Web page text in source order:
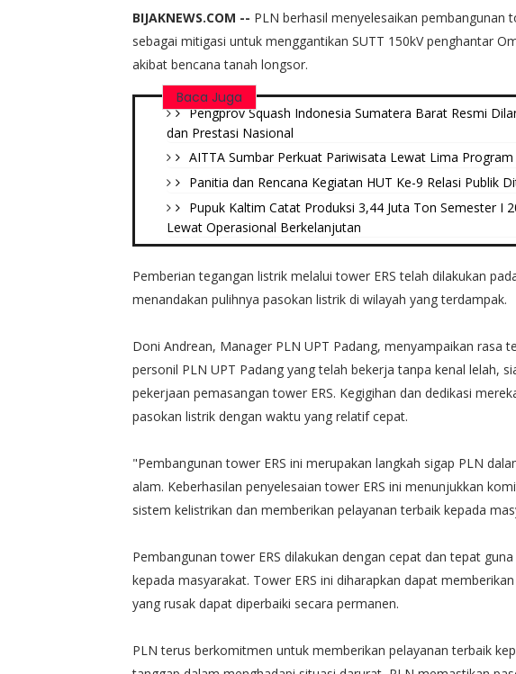
BIJAKNEWS.COM -- PLN berhasil menyelesaikan pembangunan
sebagai mitigasi untuk menggantikan SUTT 150kV penghantar
akibat bencana tanah longsor.
Baca Juga
Pengprov Squash Indonesia Sumatera Barat Resmi
dan Prestasi Nasional
AITTA Sumbar Perkuat Pariwisata Lewat Lima
Panitia dan Rencana Kegiatan HUT Ke-9 Relasi Publik
Pupuk Kaltim Catat Produksi 3,44 Juta Ton Semester I
Lewat Operasional Berkelanjutan
Pemberian tegangan listrik melalui tower ERS telah dilakukan
menandakan pulihnya pasokan listrik di wilayah yang terdampak.
Doni Andrean, Manager PLN UPT Padang, menyampaikan rasa
personil PLN UPT Padang yang telah bekerja tanpa kenal lelah,
pekerjaan pemasangan tower ERS. Kegigihan dan dedikasi
pasokan listrik dengan waktu yang relatif cepat.
"Pembangunan tower ERS ini merupakan langkah sigap PLN
alam. Keberhasilan penyelesaian tower ERS ini menunjukkan
sistem kelistrikan dan memberikan pelayanan terbaik kepada
Pembangunan tower ERS dilakukan dengan cepat dan tepat
kepada masyarakat. Tower ERS ini diharapkan dapat
yang rusak dapat diperbaiki secara permanen.
PLN terus berkomitmen untuk memberikan pelayanan terbaik